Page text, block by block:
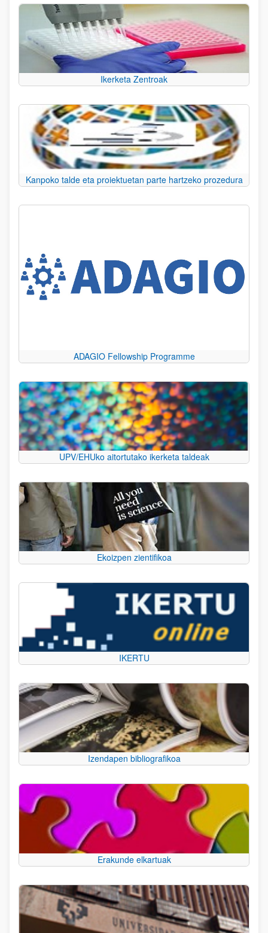
Ikerketa Zentroak
Kanpoko talde eta proiektuetan parte hartzeko prozedura
ADAGIO Fellowship Programme
UPV/EHUko aitortutako ikerketa taldeak
Ekoizpen zientifikoa
IKERTU
Izendapen bibliografikoa
Erakunde elkartuak